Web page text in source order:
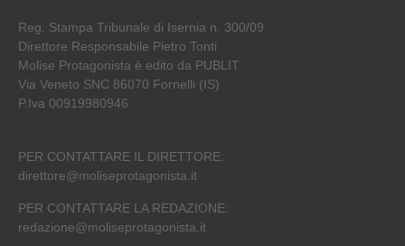
Reg. Stampa Tribunale di Isernia n. 300/09
Direttore Responsabile Pietro Tonti
Molise Protagonista è edito da PUBLIT
Via Veneto SNC 86070 Fornelli (IS)
P.Iva 00919980946
PER CONTATTARE IL DIRETTORE:
direttore@moliseprotagonista.it
PER CONTATTARE LA REDAZIONE:
redazione@moliseprotagonista.it